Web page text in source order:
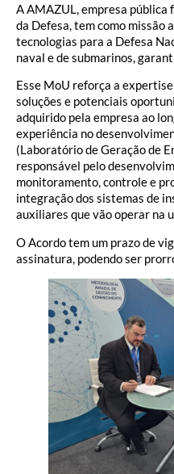
A AMAZUL, empresa
da Defesa, tem como missão
tecnologias para a Defesa
naval e de submarinos,
Esse MoU reforça a
soluções e potenciais
adquirido pela empresa ao
experiência no
(Laboratório de Geração de
responsável pelo
monitoramento, controle e
integração dos sistemas de
auxiliares que vão operar na
O Acordo tem um prazo de
assinatura, podendo ser